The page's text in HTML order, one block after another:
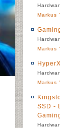
Markus
Markus
Markus
SSD -